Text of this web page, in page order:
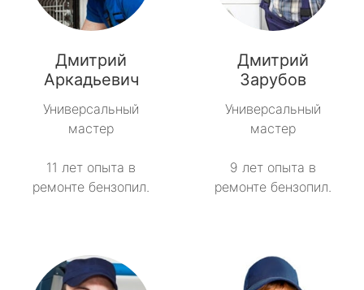
Дмитрий
Аркадьевич
Универсальный
мастер
11 лет опыта в
ремонте бензопил.
Дмитрий
Зарубов
Универсальный
мастер
9 лет опыта в
ремонте бензопил.